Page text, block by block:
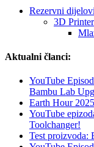
Rezervni
3D Printer
Aktualni članci:
YouTube
Bambu Lab
Earth Hour
YouTube
Toolchanger!
Test proizvoda: